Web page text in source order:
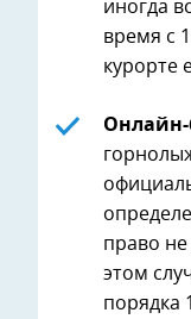
иногда
время с
курорте
право не
этом
порядка